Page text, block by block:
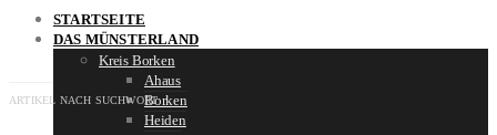
STARTSEITE
DAS MÜNSTERLAND
Kreis Borken
Ahaus
Borken
Heiden
ARTIKEL NACH SUCHWORT